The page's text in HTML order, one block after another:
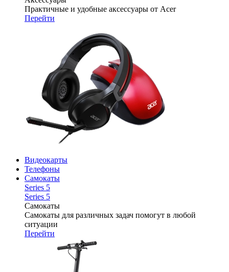
Практичные и удобные аксессуары от Acer
Перейти
Видеокарты
Телефоны
Самокаты
Series 5
Series 5
Самокаты
Самокаты для различных задач помогут в любой
ситуации
Перейти